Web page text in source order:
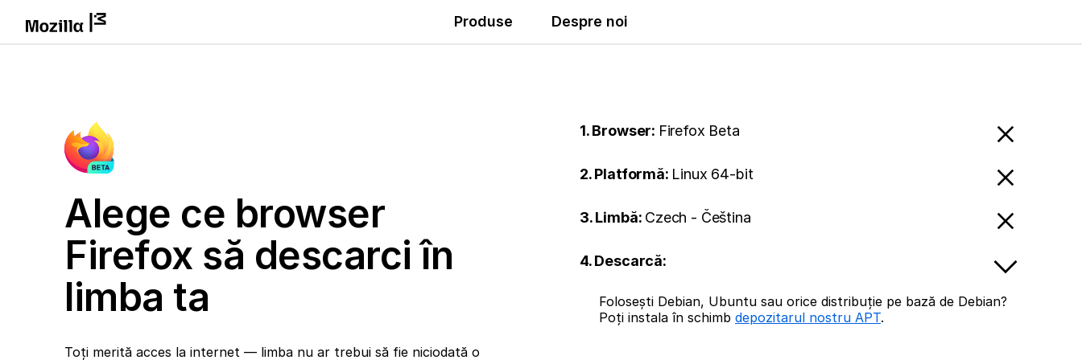
Produse Despre noi
Alege ce browser
Firefox să descarci în
limba ta
Toți merită acces la internet — limba nu ar trebui să fie niciodată o
1. Browser: Firefox Beta
2. Platformă: Linux 64-bit
3. Limbă: Czech - Čeština
4. Descarcă:
Folosești Debian, Ubuntu sau orice distribuție pe bază de Debian?
Poți instala în schimb depozitarul nostru APT.